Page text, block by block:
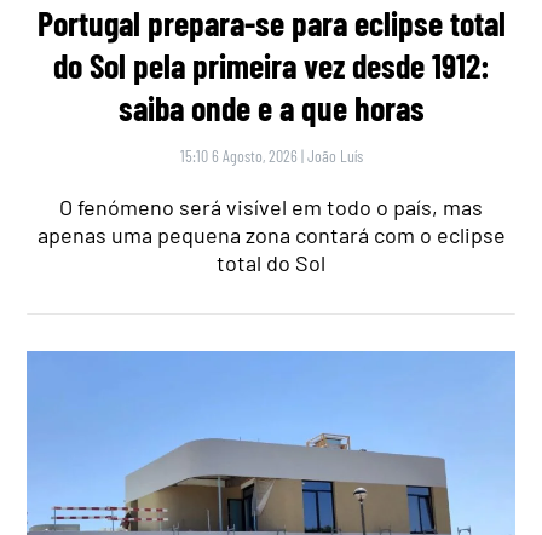
Portugal prepara-se para eclipse total
do Sol pela primeira vez desde 1912:
saiba onde e a que horas
15:10 6 Agosto, 2026 |João Luís
O fenómeno será visível em todo o país, mas
apenas uma pequena zona contará com o eclipse
total do Sol